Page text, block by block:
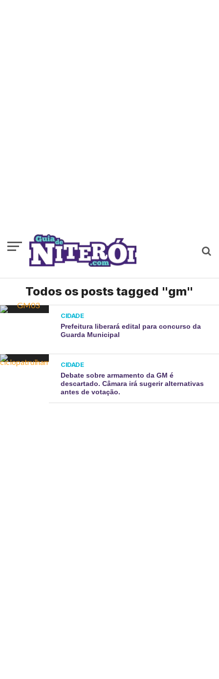
Todos os posts tagged "gm"
CIDADE
Prefeitura liberará edital para concurso da
Guarda Municipal
CIDADE
Debate sobre armamento da GM é
descartado. Câmara irá sugerir alternativas
antes de votação.